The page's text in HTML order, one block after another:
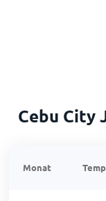
Cebu City
Monat